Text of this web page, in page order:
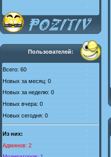
Пользователей:
Всего: 60
Новых за месяц: 0
Новых за неделю: 0
Новых вчера: 0
Новых сегодня: 0
Из них:
Админов: 2